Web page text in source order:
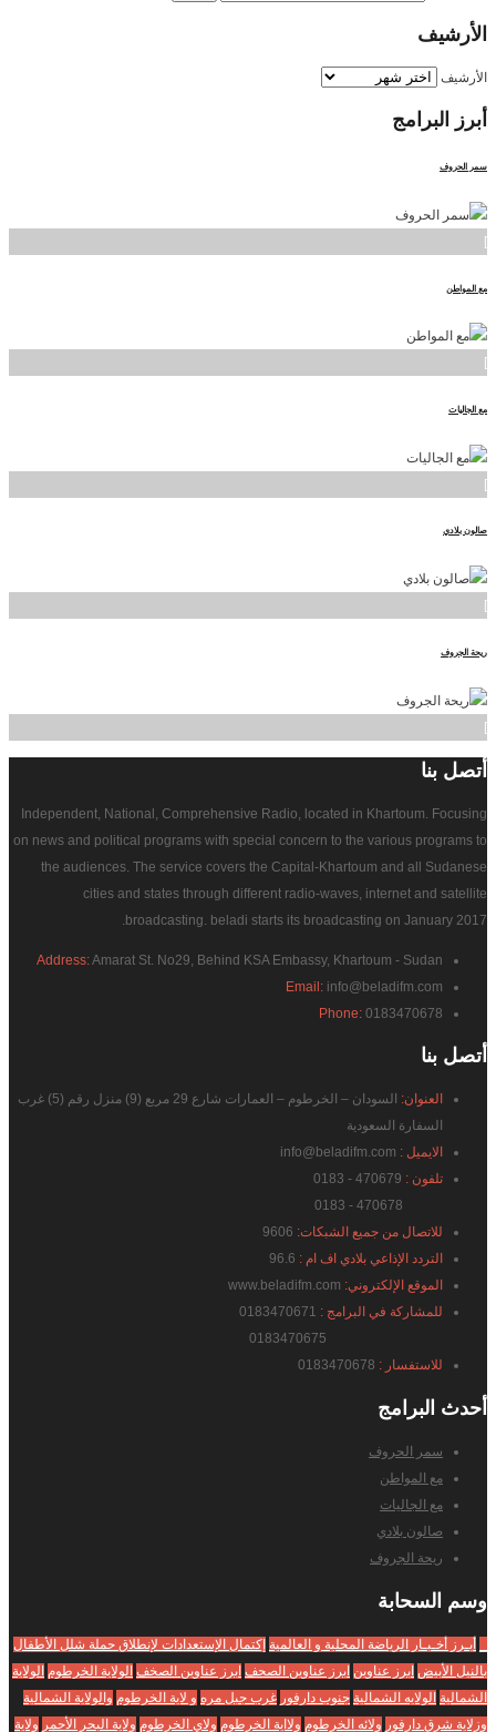
الأرشيف
الأرشيف
أبرز البرامج
سمر الحروف
]
مع المواطن
]
مع الجاليات
]
صالون بلادي
]
ريحة الجروف
]
أتصل بنا
Independent, National, Comprehensive Radio, located in Khartoum. Focusing
on news and political programs with special concern to the various programs to
the audiences. The service covers the Capital-Khartoum and all Sudanese
cities and states through different radio-waves, internet and satellite
broadcasting. beladi starts its broadcasting on January 2017.
Address:Amarat St. No29, Behind KSA Embassy, Khartoum - Sudan
Email: info@beladifm.com
Phone: 0183470678
أتصل بنا
العنوان:
السودان – الخرطوم – العمارات شارع 29 مربع (9) منزل رقم (5) غرب
السفارة السعودية
الايميل :
تلفون :
للاتصال من جميع الشبكات:
التردد الإذاعي بلادي اف ام :
الموقع الإلكتروني:
للمشاركة في البرامج :
للاستفسار :
أحدث البرامج
سمر الحروف
مع المواطن
مع الجاليات
صالون بلادي
ريحة الجروف
وسم السحابة
أبـرز أخـبـار الرياضة المحلية و العالمية إكتمال الإستعدادات لإنطلاق حملة شلل الأطفال
بالنيل الأبيض ابرز عناوين ابرز عناوين الصحف ابرز عناوين الصخف الولاية الخرطوم الولاية
الشمالية الولايه الشمالية جنوب دارفور غرب جبل مره و لاية الخرطوم والولاية الشمالية
وزلاية شرق دارفور ولائه الخرطوم ولااية الخرطوم ولاي الخرطوم ولاية البحر الأحمر ولاية